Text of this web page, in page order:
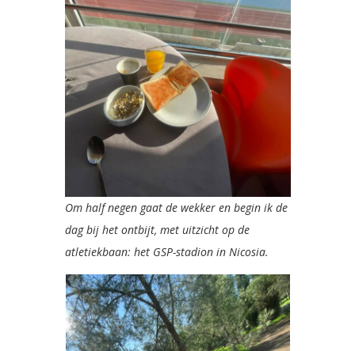
Om half negen gaat de wekker en begin ik de
dag bij het ontbijt, met uitzicht op de
atletiekbaan: het GSP-stadion in Nicosia.